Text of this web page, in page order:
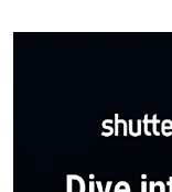
– കേന്ദ്രം